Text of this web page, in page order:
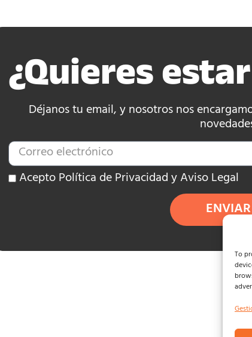
To
¿Quieres
Déjanos tu email, y nosotros nos
Acepto Política de Privacidad y Aviso Legal
ENVIAR